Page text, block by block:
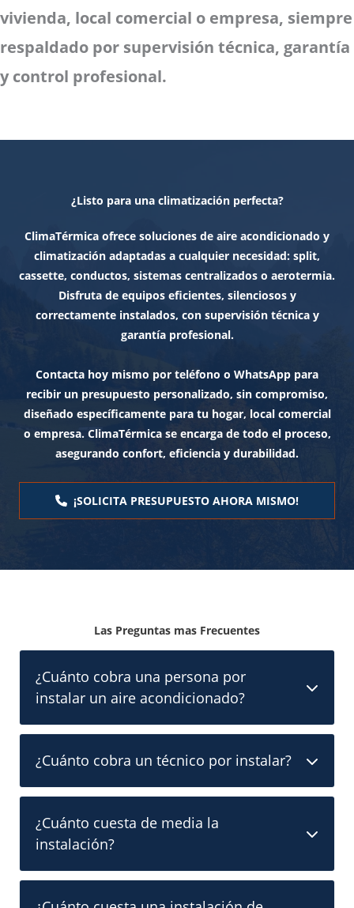
vivienda, local comercial o empresa, siempre
respaldado por supervisión técnica, garantía
y control profesional.
¿Listo para una climatización perfecta?
ClimaTérmica ofrece soluciones de aire acondicionado y
climatización adaptadas a cualquier necesidad: split,
cassette, conductos, sistemas centralizados o aerotermia.
Disfruta de equipos eficientes, silenciosos y
correctamente instalados, con supervisión técnica y
garantía profesional.
Contacta hoy mismo por teléfono o WhatsApp para
recibir un presupuesto personalizado, sin compromiso,
diseñado específicamente para tu hogar, local comercial
o empresa. ClimaTérmica se encarga de todo el proceso,
asegurando confort, eficiencia y durabilidad.
¡SOLICITA PRESUPUESTO AHORA MISMO!
Las Preguntas mas Frecuentes
¿Cuánto cobra una persona por
instalar un aire acondicionado?
¿Cuánto cobra un técnico por instalar?
¿Cuánto cuesta de media la
instalación?